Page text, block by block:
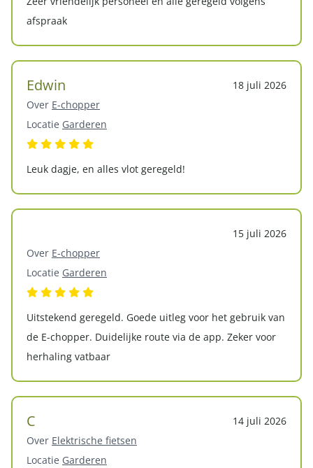
afspraak
Edwin
18 juli 2026
Over E-chopper
Locatie Garderen
Leuk dagje, en alles vlot geregeld!
15 juli 2026
Over E-chopper
Locatie Garderen
Uitstekend geregeld. Goede uitleg voor het gebruik van
de E-chopper. Duidelijke route via de app. Zeker voor
herhaling vatbaar
C
14 juli 2026
Over Elektrische fietsen
Locatie Garderen